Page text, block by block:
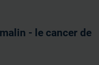
- le cancer de